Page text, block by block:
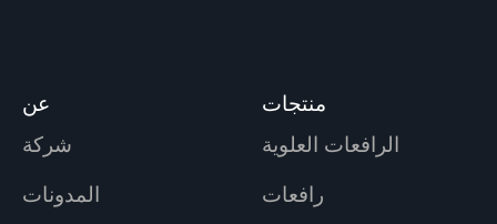
عن
شركة
المدونات
منتجات
الرافعات العلوية
رافعات